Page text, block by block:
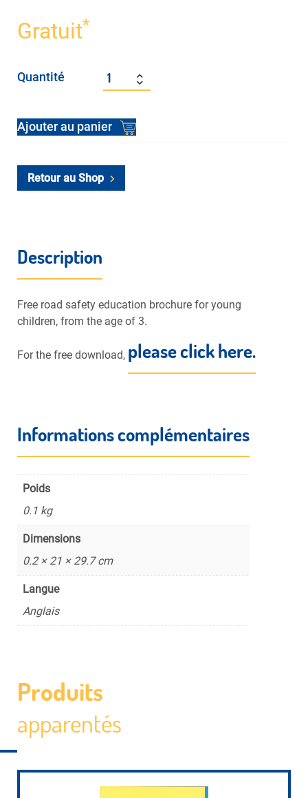
Gratuit*
Quantité
Ajouter au panier
Retour au Shop
Description
Free road safety education brochure for young
children, from the age of 3.
For the free download, please click here.
Informations complémentaires
Poids
0.1 kg
Dimensions
0.2 × 21 × 29.7 cm
Langue
Anglais
Produits
apparentés